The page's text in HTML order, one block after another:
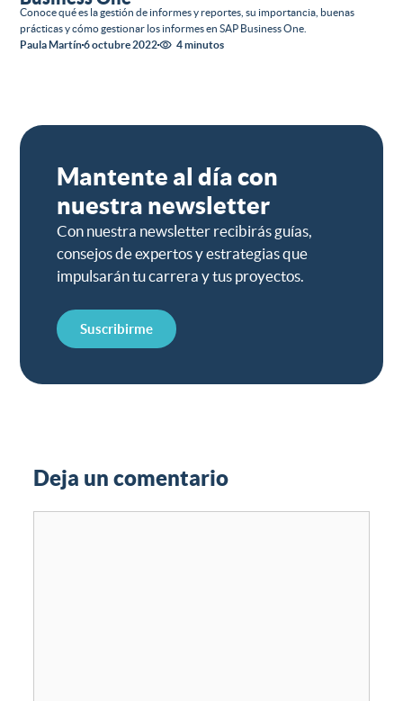
Conoce qué es la gestión de informes y reportes, su importancia, buenas
prácticas y cómo gestionar los informes en SAP Business One.
Paula Martín6 octubre 2022 4 minutos
Mantente al día con
nuestra newsletter
Con nuestra newsletter recibirás guías,
consejos de expertos y estrategias que
impulsarán tu carrera y tus proyectos.
Suscribirme
Deja un comentario